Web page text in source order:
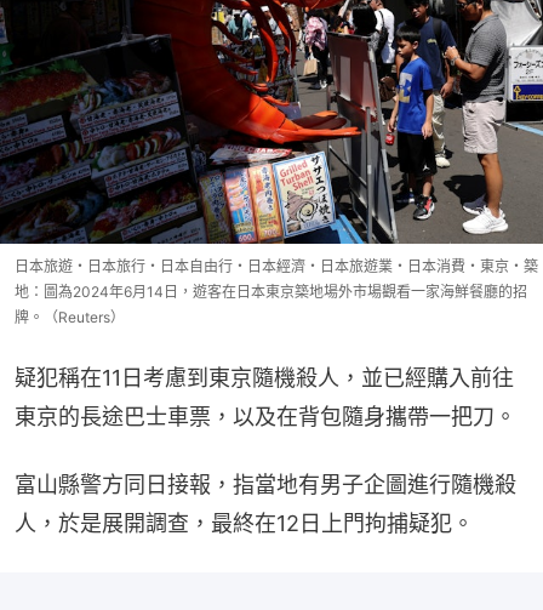
日本旅遊・日本旅行・日本自由行・日本經濟・日本旅遊業・日本消費・東京・築
地：圖為2024年6月14日，遊客在日本東京築地場外市場觀看一家海鮮餐廳的招
牌。（Reuters）
疑犯稱在11日考慮到東京隨機殺人，並已經購入前往
東京的長途巴士車票，以及在背包隨身攜帶一把刀。
富山縣警方同日接報，指當地有男子企圖進行隨機殺
人，於是展開調查，最終在12日上門拘捕疑犯。